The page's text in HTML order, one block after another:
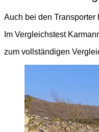
Auch bei den
Im Vergleichstest
zum vollständigen